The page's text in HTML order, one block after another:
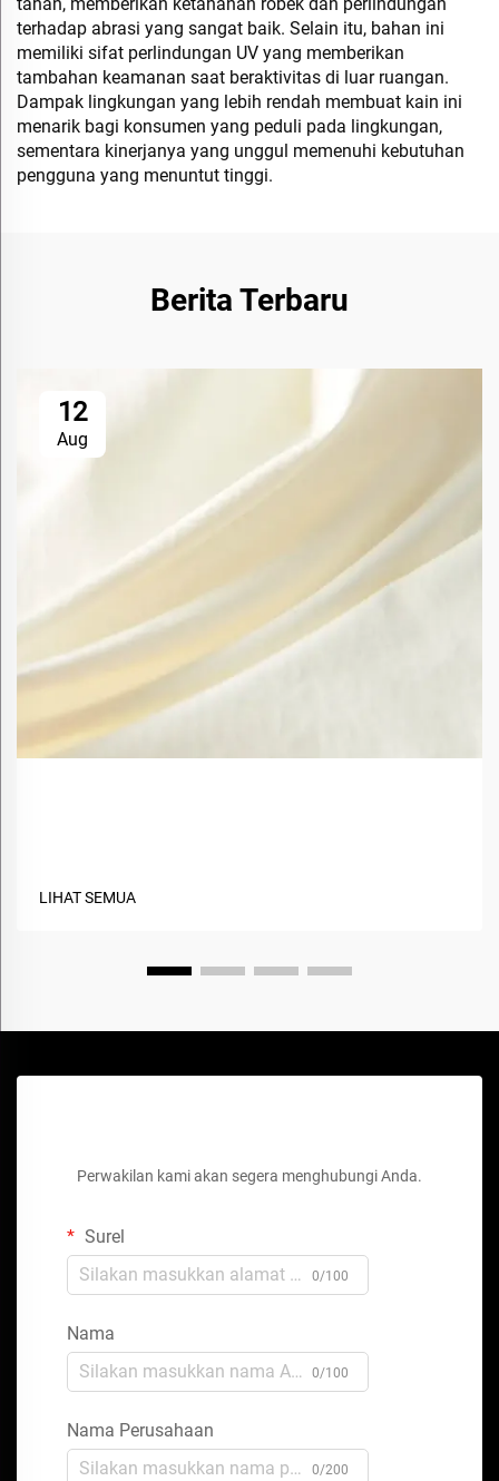
terhadap abrasi yang sangat baik. Selain itu, bahan ini
memiliki sifat perlindungan UV yang memberikan
tambahan keamanan saat beraktivitas di luar ruangan.
Dampak lingkungan yang lebih rendah membuat kain ini
menarik bagi konsumen yang peduli pada lingkungan,
sementara kinerjanya yang unggul memenuhi kebutuhan
pengguna yang menuntut tinggi.
Berita Terbaru
12
Aug
LIHAT SEMUA
Perwakilan kami akan segera menghubungi Anda.
Surel
0/100
Nama
0/100
Nama Perusahaan
0/200